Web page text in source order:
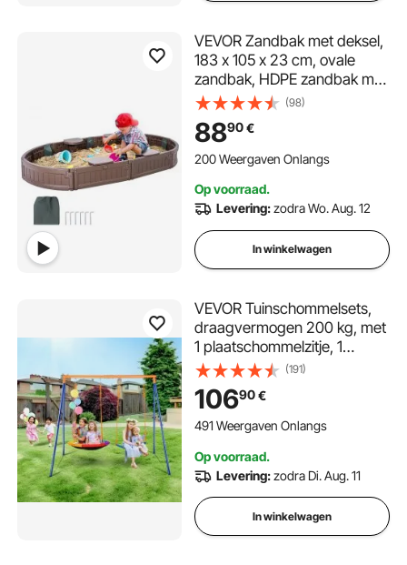
VEVOR Zandbak met deksel,
183 x 105 x 23 cm, ovale
zandbak, HDPE zandbak met
4 hoekbanken en vloermat,
kinderzandbak voor tuin,
strand, park, cadeau voor
jongens en meisjes van 3-12
(98)
8890€
200 Weergaven Onlangs
Op voorraad.
Levering:zodra Wo. Aug. 12
In winkelwagen
VEVOR Tuinschommelsets,
draagvermogen 200 kg, met
1 plaatschommelzitje, 1
riemschommelzitje, stevige
metalen A-frame
schommelstandaard en
verstelbaar touw,
kinderen
(191)
10690€
491 Weergaven Onlangs
Op voorraad.
Levering:zodra Di. Aug. 11
In winkelwagen